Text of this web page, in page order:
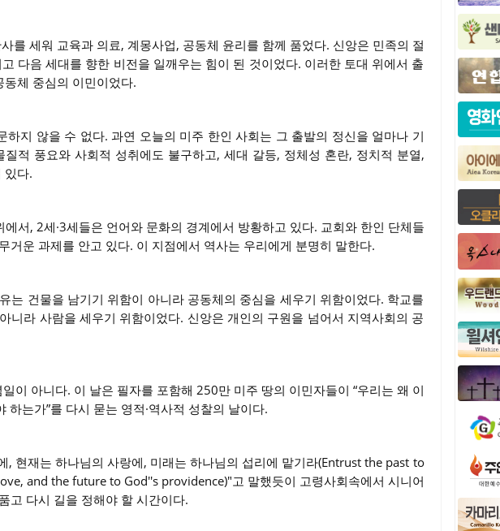
를 세워 교육과 의료, 계몽사업, 공동체 윤리를 함께 품었다. 신앙은 민족의 절
다음 세대를 향한 비전을 일깨우는 힘이 된 것이었다. 이러한 토대 위에서 출
체 중심의 이민이었다.
지 않을 수 없다. 과연 오늘의 미주 한인 사회는 그 출발의 정신을 얼마나 기
적 풍요와 사회적 성취에도 불구하고, 세대 갈등, 정체성 혼란, 정치적 분열,
있다.
서, 2세·3세들은 언어와 문화의 경계에서 방황하고 있다. 교회와 한인 단체들
거운 과제를 안고 있다. 이 지점에서 역사는 우리에게 분명히 말한다.
는 건물을 남기기 위함이 아니라 공동체의 중심을 세우기 위함이었다. 학교를
니라 사람을 세우기 위함이었다. 신앙은 개인의 구원을 넘어서 지역사회의 공
이 아니다. 이 날은 필자를 포함해 250만 미주 땅의 이민자들이 “우리는 왜 이
하는가”를 다시 묻는 영적·역사적 성찰의 날이다.
, 현재는 하나님의 사랑에, 미래는 하나님의 섭리에 맡기라(Entrust the past to
and the future to God''s providence)"고 말했듯이 고령사회속에서 시니어
고 다시 길을 정해야 할 시간이다.